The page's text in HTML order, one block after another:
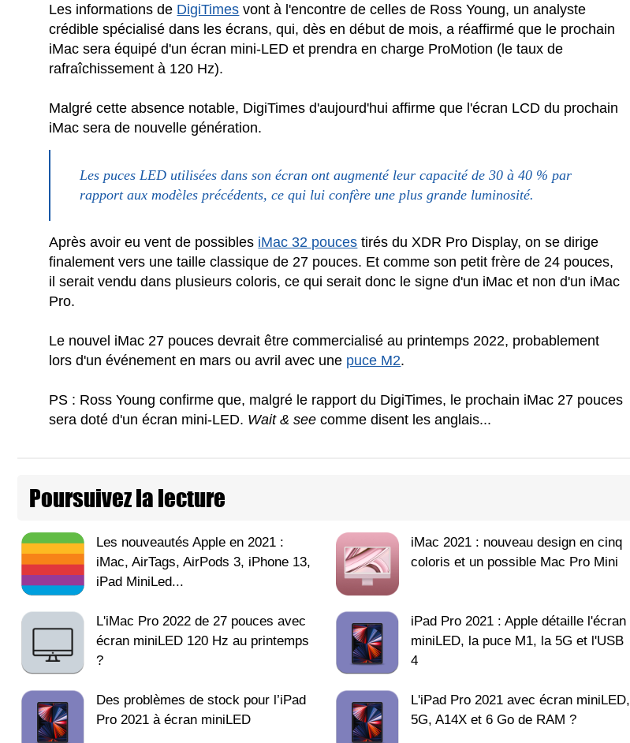
Les informations de DigiTimes vont à l'encontre de celles de Ross Young, un analyste
crédible spécialisé dans les écrans, qui, dès en début de mois, a réaffirmé que le prochain
iMac sera équipé d'un écran mini-LED et prendra en charge ProMotion (le taux de
rafraîchissement à 120 Hz).
Malgré cette absence notable, DigiTimes d'aujourd'hui affirme que l'écran LCD du prochain
iMac sera de nouvelle génération.
Les puces LED utilisées dans son écran ont augmenté leur capacité de 30 à 40 % par
rapport aux modèles précédents, ce qui lui confère une plus grande luminosité.
Après avoir eu vent de possibles iMac 32 pouces tirés du XDR Pro Display, on se dirige
finalement vers une taille classique de 27 pouces. Et comme son petit frère de 24 pouces,
il serait vendu dans plusieurs coloris, ce qui serait donc le signe d'un iMac et non d'un iMac
Pro.
Le nouvel iMac 27 pouces devrait être commercialisé au printemps 2022, probablement
lors d'un événement en mars ou avril avec une puce M2.
PS : Ross Young confirme que, malgré le rapport du DigiTimes, le prochain iMac 27 pouces
sera doté d'un écran mini-LED. Wait & see comme disent les anglais...
Poursuivez la lecture
Les nouveautés Apple en 2021 :
iMac, AirTags, AirPods 3, iPhone 13,
iPad MiniLed...
iMac 2021 : nouveau design en cinq
coloris et un possible Mac Pro Mini
L'iMac Pro 2022 de 27 pouces avec
écran miniLED 120 Hz au printemps
?
iPad Pro 2021 : Apple détaille l'écran
miniLED, la puce M1, la 5G et l'USB
4
Des problèmes de stock pour l’iPad
Pro 2021 à écran miniLED
L'iPad Pro 2021 avec écran miniLED,
5G, A14X et 6 Go de RAM ?